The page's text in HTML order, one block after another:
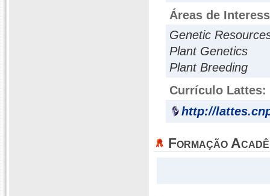
Áreas de
Genetic
Plant Genetics
Plant Breeding
Currículo Lattes:
http://
Formação